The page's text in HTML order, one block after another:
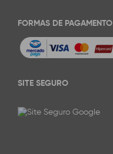
FORMAS DE PAGAMENTO
SITE SEGURO